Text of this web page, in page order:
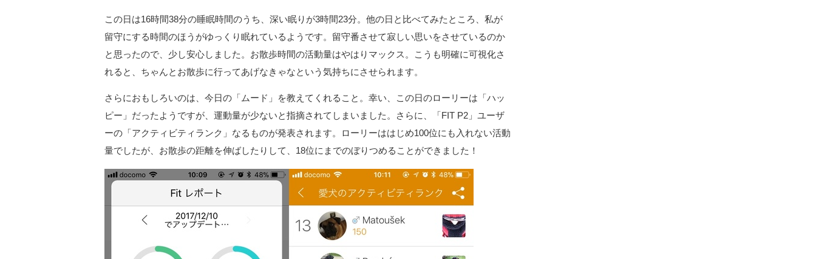
この日は16時間38分の睡眠時間のうち、深い眠りが3時間23分。他の日と比べてみたところ、私が
留守にする時間のほうがゆっくり眠れているようです。留守番させて寂しい思いをさせているのか
と思ったので、少し安心しました。お散歩時間の活動量はやはりマックス。こうも明確に可視化さ
れると、ちゃんとお散歩に行ってあげなきゃなという気持ちにさせられます。
さらにおもしろいのは、今日の「ムード」を教えてくれること。幸い、この日のローリーは「ハッ
ピー」だったようですが、運動量が少ないと指摘されてしまいました。さらに、「FIT P2」ユーザ
ーの「アクティビティランク」なるものが発表されます。ローリーははじめ100位にも入れない活動
量でしたが、お散歩の距離を伸ばしたりして、18位にまでのぼりつめることができました！